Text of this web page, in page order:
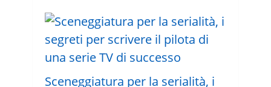
Sceneggiatura per la serialità, i